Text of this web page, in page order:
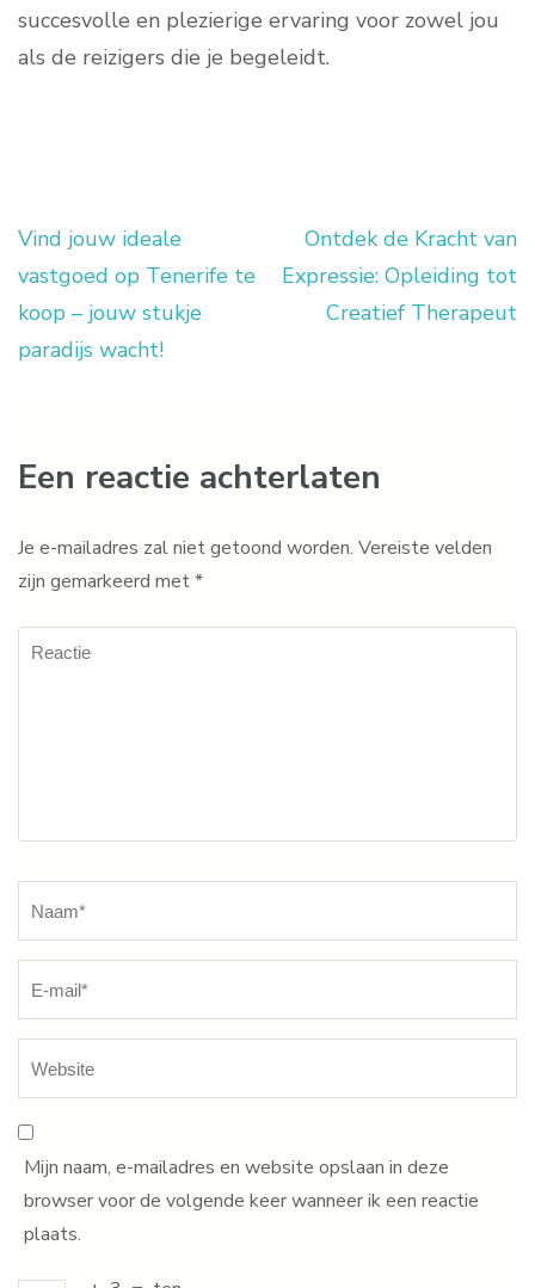
succesvolle en plezierige ervaring voor zowel jou
als de reizigers die je begeleidt.
Berichtnavigatie
Vind jouw ideale
vastgoed op Tenerife te
koop – jouw stukje
paradijs wacht!
Ontdek de Kracht van
Expressie: Opleiding tot
Creatief Therapeut
Een reactie achterlaten
Je e-mailadres zal niet getoond worden. Vereiste velden
zijn gemarkeerd met*
Reactie
Mijn naam, e-mailadres en website opslaan in deze
browser voor de volgende keer wanneer ik een reactie
plaats.